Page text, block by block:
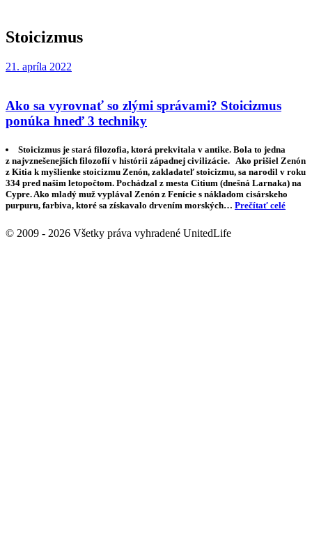
Stoicizmus
21. apríla 2022
Ako sa vyrovnať so zlými správami? Stoicizmus
ponúka hneď 3 techniky
Stoicizmus je stará filozofia, ktorá prekvitala v antike. Bola to jedna
z najvznešenejších filozofií v histórii západnej civilizácie. Ako prišiel Zenón
z Kitia k myšlienke stoicizmu Zenón, zakladateľ stoicizmu, sa narodil v roku
334 pred našim letopočtom. Pochádzal z mesta Citium (dnešná Larnaka) na
Cypre. Ako mladý muž vyplával Zenón z Fenície s nákladom cisárskeho
purpuru, farbiva, ktoré sa získavalo drvením morských… Prečítať celé
© 2009 - 2026 Všetky práva vyhradené UnitedLife